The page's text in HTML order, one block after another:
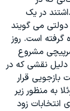
در يک
دولتی می گويند
گرفته است. روز
سرپيچی مشروع
دليل نقشی که در
بازجويی قرار
به منظور زير
انتخابات زود